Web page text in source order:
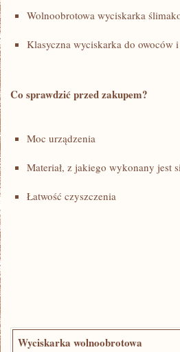
Wolnoobrotowa wyciskarka
Klasyczna‍ wyciskarka do owoców
Co sprawdzić przed zakupem?
Moc ​urządzenia
Materiał, z jakiego⁢ wykonany jest
Łatwość czyszczenia
Wyciskarka wolnoobrotowa